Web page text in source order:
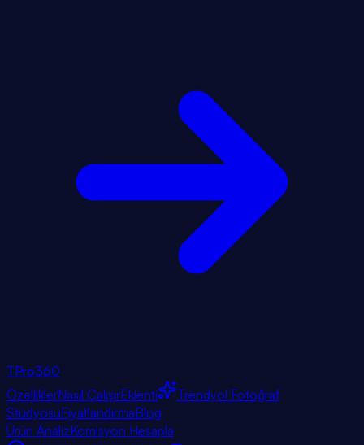
TPro360
ÖzelliklerNasıl ÇalışırEklenti
Trendyol Fotoğraf
StüdyosuFiyatlandırmaBlog
Ürün AnalizKomisyon Hesapla